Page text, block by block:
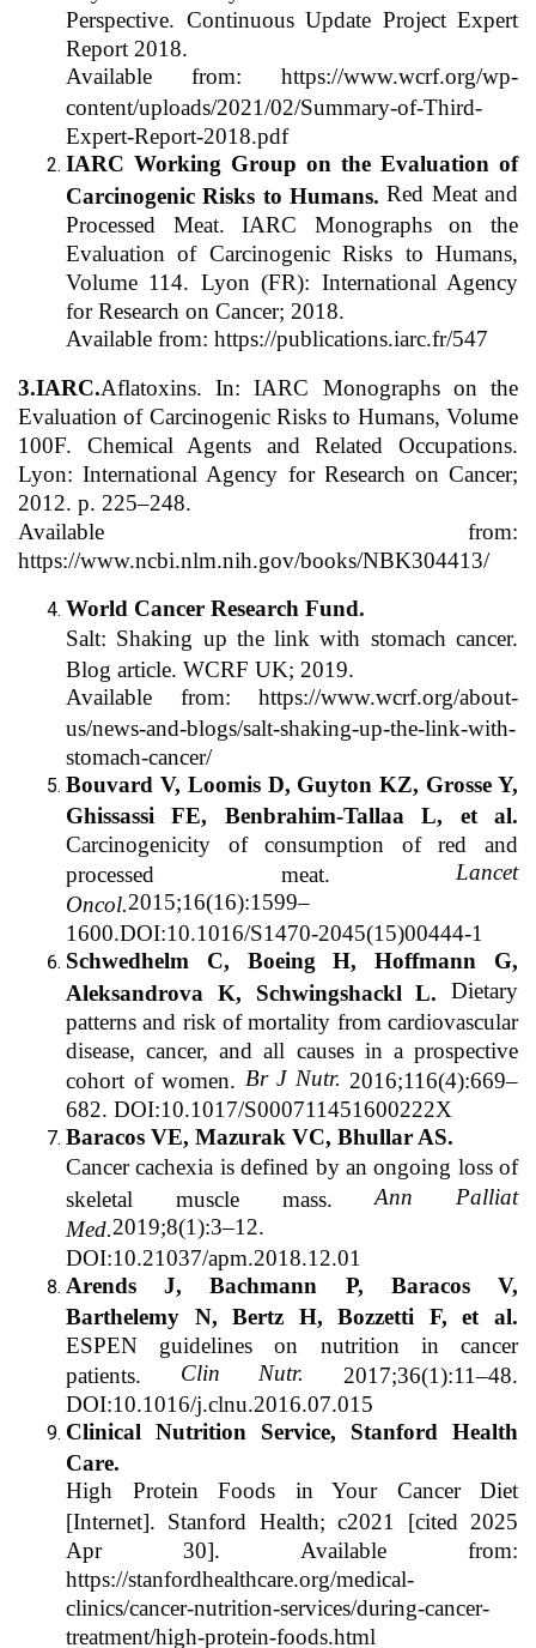
Perspective. Continuous Update Project Expert
Report 2018.
Available from: https://www.wcrf.org/wp-
content/uploads/2021/02/Summary-of-Third-
Expert-Report-2018.pdf
IARC Working Group on the Evaluation of
Carcinogenic Risks to Humans.Red Meat and
Processed Meat. IARC Monographs on the
Evaluation of Carcinogenic Risks to Humans,
Volume 114. Lyon (FR): International Agency
for Research on Cancer; 2018.
Available from: https://publications.iarc.fr/547
3.IARC.Aflatoxins. In: IARC Monographs on the
Evaluation of Carcinogenic Risks to Humans, Volume
100F. Chemical Agents and Related Occupations.
Lyon: International Agency for Research on Cancer;
2012. p. 225–248.
Available from:
https://www.ncbi.nlm.nih.gov/books/NBK304413/
World Cancer Research Fund.
Salt: Shaking up the link with stomach cancer.
Blog article. WCRF UK; 2019.
Available from: https://www.wcrf.org/about-
us/news-and-blogs/salt-shaking-up-the-link-with-
stomach-cancer/
Bouvard V, Loomis D, Guyton KZ, Grosse Y,
Ghissassi FE, Benbrahim-Tallaa L, et al.
Carcinogenicity of consumption of red and
processed meat. Lancet
Oncol. 2015;16(16):1599–
1600.DOI:10.1016/S1470-2045(15)00444-1
Schwedhelm C, Boeing H, Hoffmann G,
Aleksandrova K, Schwingshackl L. Dietary
patterns and risk of mortality from cardiovascular
disease, cancer, and all causes in a prospective
cohort of women. Br J Nutr. 2016;116(4):669–
682. DOI:10.1017/S000711451600222X
Baracos VE, Mazurak VC, Bhullar AS.
Cancer cachexia is defined by an ongoing loss of
skeletal muscle mass.Ann Palliat
Med. 2019;8(1):3–12.
DOI:10.21037/apm.2018.12.01
Arends J, Bachmann P, Baracos V,
Barthelemy N, Bertz H, Bozzetti F, et al.
ESPEN guidelines on nutrition in cancer
patients. Clin Nutr.
2017;36(1):11–48.
DOI:10.1016/j.clnu.2016.07.015
Clinical Nutrition Service, Stanford Health
Care.
High Protein Foods in Your Cancer Diet
[Internet]. Stanford Health; c2021 [cited 2025
Apr 30]. Available from:
https://stanfordhealthcare.org/medical-
clinics/cancer-nutrition-services/during-cancer-
treatment/high-protein-foods.html